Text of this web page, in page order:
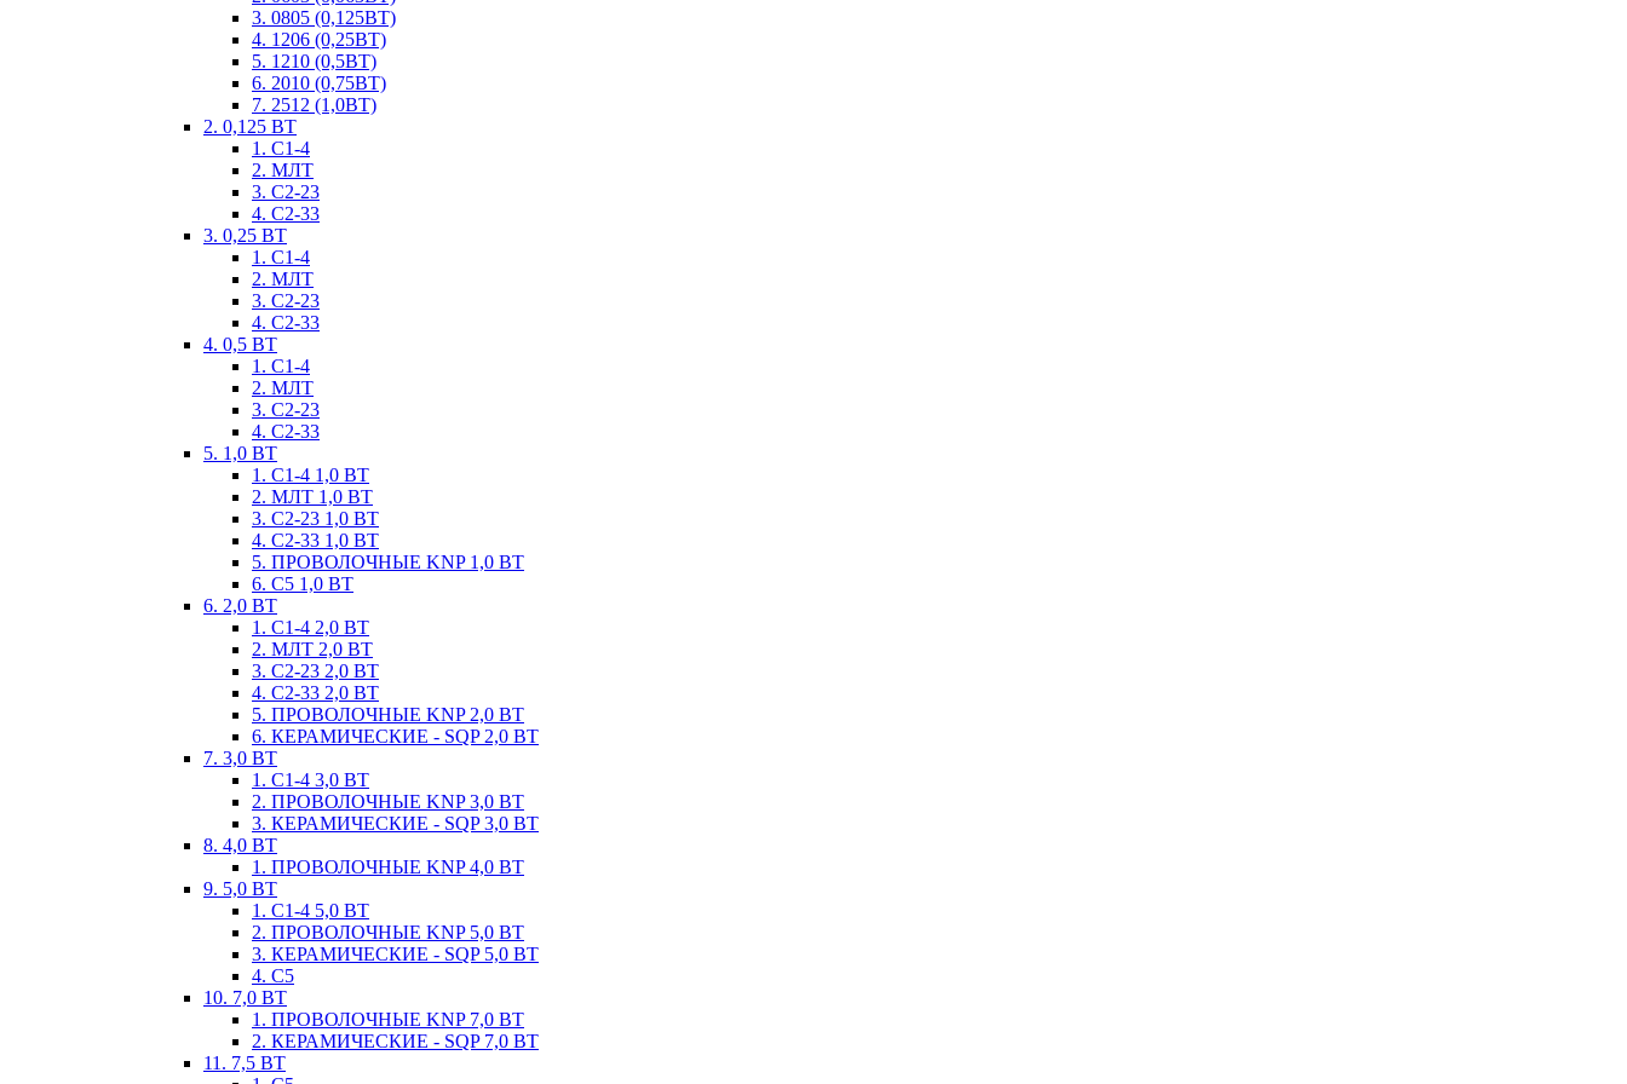
3. 0805 (0,125ВТ)
4. 1206 (0,25ВТ)
5. 1210 (0,5ВТ)
6. 2010 (0,75ВТ)
7. 2512 (1,0ВТ)
2. 0,125 ВТ
1. С1-4
2. МЛТ
3. С2-23
4. С2-33
3. 0,25 ВТ
1. С1-4
2. МЛТ
3. С2-23
4. С2-33
4. 0,5 ВТ
1. С1-4
2. МЛТ
3. С2-23
4. С2-33
5. 1,0 ВТ
1. С1-4 1,0 ВТ
2. МЛТ 1,0 ВТ
3. С2-23 1,0 ВТ
4. С2-33 1,0 ВТ
5. ПРОВОЛОЧНЫЕ KNP 1,0 ВТ
6. С5 1,0 ВТ
6. 2,0 ВТ
1. С1-4 2,0 ВТ
2. МЛТ 2,0 ВТ
3. С2-23 2,0 ВТ
4. С2-33 2,0 ВТ
5. ПРОВОЛОЧНЫЕ KNP 2,0 ВТ
6. КЕРАМИЧЕСКИЕ - SQP 2,0 ВТ
7. 3,0 ВТ
1. С1-4 3,0 ВТ
2. ПРОВОЛОЧНЫЕ KNP 3,0 ВТ
3. КЕРАМИЧЕСКИЕ - SQP 3,0 ВТ
8. 4,0 ВТ
1. ПРОВОЛОЧНЫЕ KNP 4,0 ВТ
9. 5,0 ВТ
1. С1-4 5,0 ВТ
2. ПРОВОЛОЧНЫЕ KNP 5,0 ВТ
3. КЕРАМИЧЕСКИЕ - SQP 5,0 ВТ
4. С5
10. 7,0 ВТ
1. ПРОВОЛОЧНЫЕ KNP 7,0 ВТ
2. КЕРАМИЧЕСКИЕ - SQP 7,0 ВТ
11. 7,5 ВТ